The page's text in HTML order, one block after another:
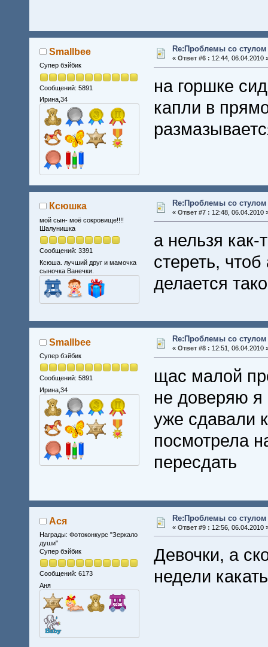
Smallbee
Супер бэйбик
Сообщений: 5891
Ирина,34
Re:Проблемы со стулом
« Ответ #6 : 12:44, 06.04.2010
на горшке
капли в
Ксюшка
мой сын- моё сокровище!!!!
Шалунишка
Сообщений: 3391
Ксюша. лучший друг и мамочка
сыночка Ванечки.
Re:Проблемы со стулом
« Ответ #7 : 12:48, 06.04.2010
а нельзя
стереть,
делается
Smallbee
Супер бэйбик
Сообщений: 5891
Ирина,34
Re:Проблемы со стулом
« Ответ #8 : 12:51, 06.04.2010
щас малой
не доверяю я
уже сдавали
посмотрела
пересдать
Ася
Награды: Фотоконкурс "Зеркало
души"
Супер бэйбик
Сообщений: 6173
Аня
Re:Проблемы со стулом
« Ответ #9 : 12:56, 06.04.2010
Девочки, а
недели